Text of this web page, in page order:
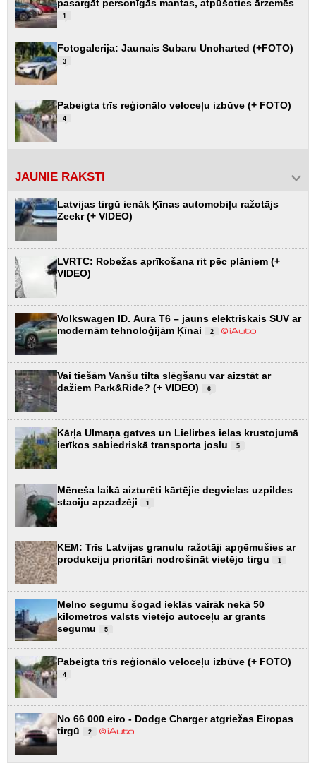
pasargāt personīgās mantas, atpūšoties ārzemēs
1
Fotogalerija: Jaunais Subaru Uncharted (+FOTO)
3
Pabeigta trīs reģionālo veloceļu izbūve (+ FOTO)
4
JAUNIE RAKSTI
Latvijas tirgū ienāk Ķīnas automobiļu ražotājs
Zeekr (+ VIDEO)
LVRTC: Robežas aprīkošana rit pēc plāniem (+
VIDEO)
Volkswagen ID. Aura T6 – jauns elektriskais SUV ar
modernām tehnoloģijām Ķīnai
2
Vai tiešām Vanšu tilta slēgšanu var aizstāt ar
dažiem Park&Ride? (+ VIDEO)
6
Kārļa Ulmaņa gatves un Lielirbes ielas krustojumā
ierīkos sabiedriskā transporta joslu
5
Mēneša laikā aizturēti kārtējie degvielas uzpildes
staciju apzadzēji
1
KEM: Trīs Latvijas granulu ražotāji apņēmušies ar
produkciju prioritāri nodrošināt vietējo tirgu
1
Melno segumu šogad ieklās vairāk nekā 50
kilometros valsts vietējo autoceļu ar grants
segumu
5
Pabeigta trīs reģionālo veloceļu izbūve (+ FOTO)
4
No 66 000 eiro - Dodge Charger atgriežas Eiropas
tirgū
2